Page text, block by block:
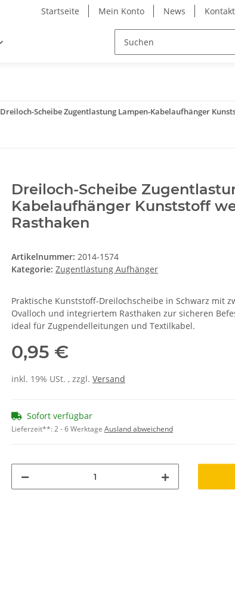
Startseite Mein Konto News Kontakt
Dreiloch-Scheibe Zugentlastung Lampen-Kabelaufhänger
Dreiloch-Scheibe
Kabelaufhänger Kunststoff
Rasthaken
Artikelnummer: 2014-1574
Kategorie: Zugentlastung Aufhänger
Praktische Kunststoff-Dreilochscheibe in Schwarz mit
Ovalloch und integriertem Rasthaken zur sicheren
ideal für Zugpendelleitungen und Textilkabel.
0,95 €
inkl. 19% USt. , zzgl. Versand
Sofort verfügbar
Lieferzeit**:2 - 6 Werktage Ausland abweichend